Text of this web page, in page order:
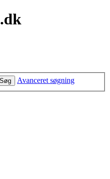
Søg Avanceret søgning